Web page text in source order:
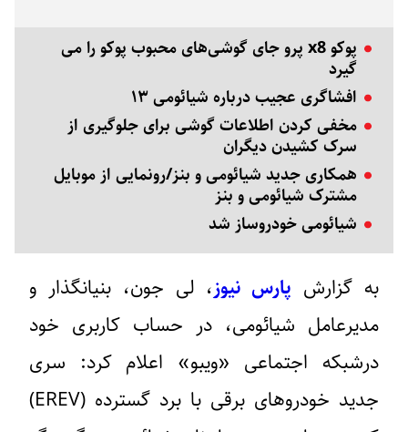
پوکو x8 پرو جای گوشی‌های محبوب پوکو را می
گیرد
افشاگری عجیب درباره شیائومی ۱۳
مخفی کردن اطلاعات گوشی برای جلوگیری از
سرک کشیدن دیگران
همکاری جدید شیائومی و بنز/رونمایی از موبایل
مشترک شیائومی و بنز
شیائومی خودروساز شد
به گزارش پارس نیوز، لی جون، بنیانگذار و
مدیرعامل شیائومی، در حساب کاربری خود
درشبکه اجتماعی «ویبو» اعلام کرد: سری
جدید خودروهای برقی با برد گسترده (EREV)